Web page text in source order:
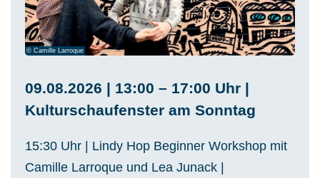
© Camille Larroque
09.08.2026 | 13:00 – 17:00 Uhr |
Kulturschaufenster am Sonntag
15:30 Uhr | Lindy Hop Beginner Workshop mit
Camille Larroque und Lea Junack